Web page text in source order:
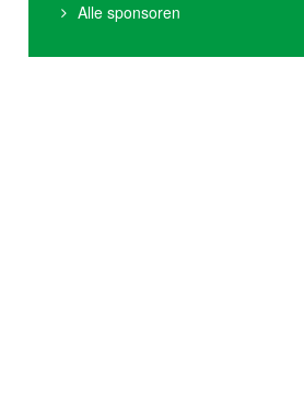
Alle sponsoren